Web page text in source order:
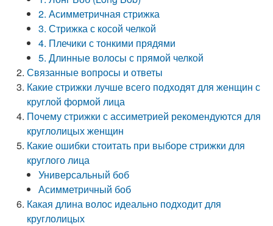
2. Асимметричная стрижка
3. Стрижка с косой челкой
4. Плечики с тонкими прядями
5. Длинные волосы с прямой челкой
Связанные вопросы и ответы
Какие стрижки лучше всего подходят для женщин с
круглой формой лица
Почему стрижки с ассиметрией рекомендуются для
круглолицых женщин
Какие ошибки стоитать при выборе стрижки для
круглого лица
Универсальный боб
Асимметричный боб
Какая длина волос идеально подходит для
круглолицых